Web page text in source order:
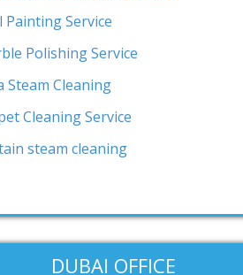
Painting Service
Polishing Service
Steam Cleaning
Cleaning Service
steam cleaning
DUBAI OFFICE